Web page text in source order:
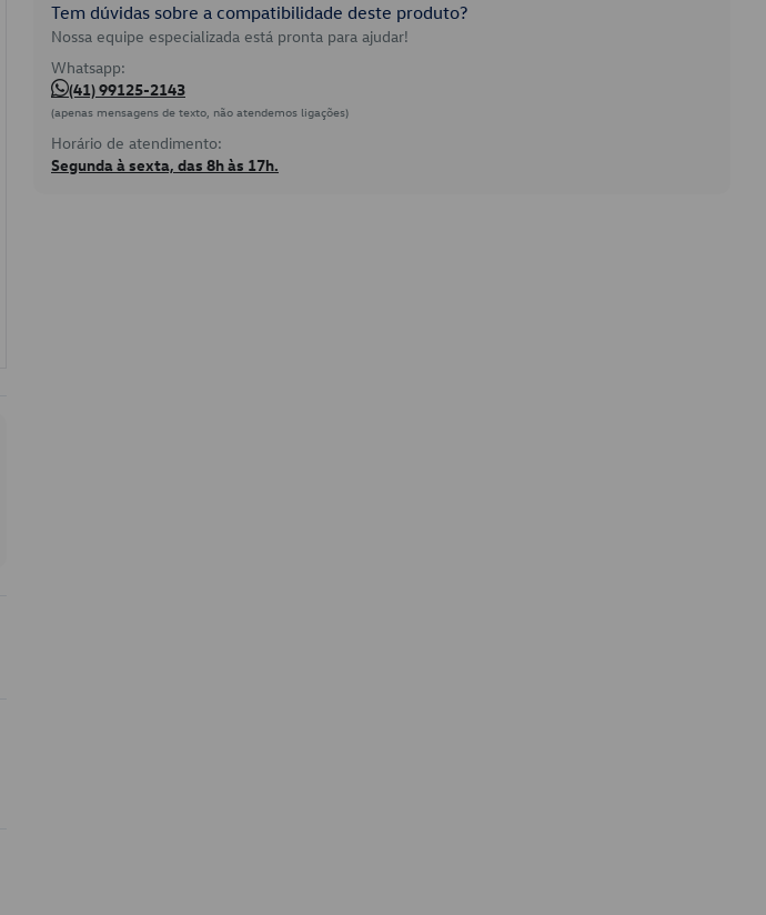
Tem dúvidas sobre a compatibilidade deste produto?
Nossa equipe especializada está pronta para ajudar!
Whatsapp:
(41) 99125-2143
(apenas mensagens de texto, não atendemos ligações)
Horário de atendimento:
Segunda à sexta, das 8h às 17h.